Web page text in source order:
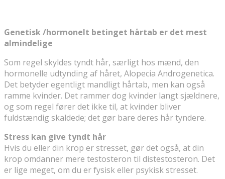
Genetisk /hormonelt betinget hårtab er det mest
almindelige
Som regel skyldes tyndt hår, særligt hos mænd, den
hormonelle udtynding af håret, Alopecia Androgenetica.
Det betyder egentligt mandligt hårtab, men kan også
ramme kvinder. Det rammer dog kvinder langt sjældnere,
og som regel fører det ikke til, at kvinder bliver
fuldstændig skaldede; det gør bare deres hår tyndere.
Stress kan give tyndt hår
Hvis du eller din krop er stresset, gør det også, at din
krop omdanner mere testosteron til distestosteron. Det
er lige meget, om du er fysisk eller psykisk stresset.